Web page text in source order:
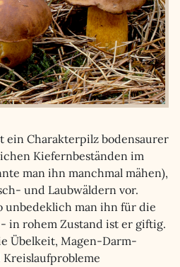
ein Charakterpilz bodensaurer
Kiefernbeständen im
man ihn manchmal mähen),
und Laubwäldern vor.
unbedeklich man ihn für die
in rohem Zustand ist er giftig.
Übelkeit, Magen-Darm-